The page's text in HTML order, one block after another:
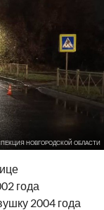
НОВГОРОДСКОЙ ОБЛАСТИ
года
2004 года